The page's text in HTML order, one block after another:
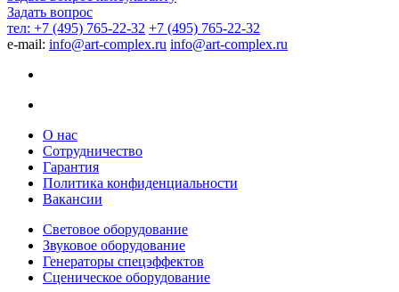
Задать вопрос
тел: +7 (495) 765-22-32 +7 (495) 765-22-32
e-mail: info@art-complex.ru info@art-complex.ru
О нас
Сотрудничество
Гарантия
Политика конфиденциальности
Вакансии
Световое оборудование
Звуковое оборудование
Генераторы спецэффектов
Сценическое оборудование